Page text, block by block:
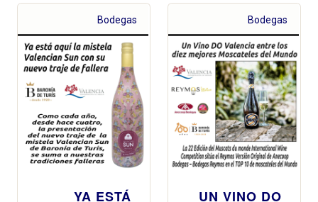
Bodegas
YA ESTÁ
Bodegas
UN VINO DO